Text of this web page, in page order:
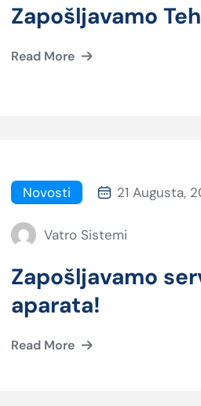
Zapošljavamo
Read More
Novosti 21 Augusta,
Vatro Sistemi
Zapošljavamo
aparata!
Read More